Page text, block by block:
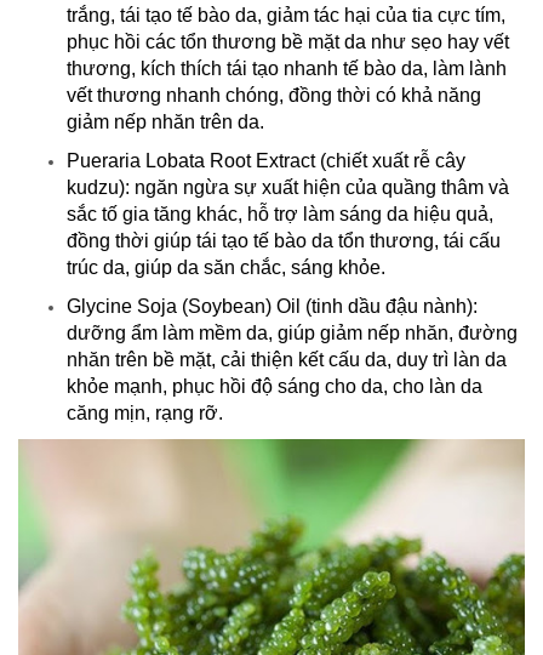
trắng, tái tạo tế bào da, giảm tác hại của tia cực tím,
phục hồi các tổn thương bề mặt da như sẹo hay vết
thương, kích thích tái tạo nhanh tế bào da, làm lành
vết thương nhanh chóng, đồng thời có khả năng
giảm nếp nhăn trên da.
Pueraria Lobata Root Extract (chiết xuất rễ cây
kudzu): ngăn ngừa sự xuất hiện của quầng thâm và
sắc tố gia tăng khác, hỗ trợ làm sáng da hiệu quả,
đồng thời giúp tái tạo tế bào da tổn thương, tái cấu
trúc da, giúp da săn chắc, sáng khỏe.
Glycine Soja (Soybean) Oil (tinh dầu đậu nành):
dưỡng ẩm làm mềm da, giúp giảm nếp nhăn, đường
nhăn trên bề mặt, cải thiện kết cấu da, duy trì làn da
khỏe mạnh, phục hồi độ sáng cho da, cho làn da
căng mịn, rạng rỡ.